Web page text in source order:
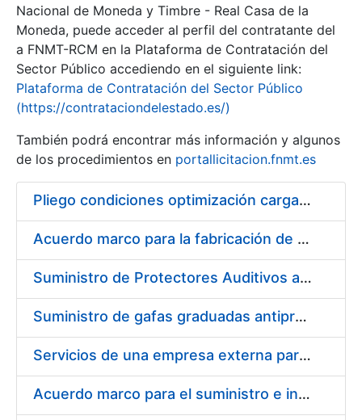
Erakutsi/Ezkutatu
Erakutsi/Ezkutatu
Nacional de Moneda y Timbre - Real Casa de la
Moneda, puede acceder al perfil del contratante del
a FNMT-RCM en la Plataforma de Contratación del
Sector Público accediendo en el siguiente link:
Plataforma de Contratación del Sector Público
(https://contrataciondelestado.es/)
También podrá encontrar más información y algunos
de los procedimientos en portallicitacion.fnmt.es
Pliego condiciones optimización cargas compras firmado
Acuerdo marco para la fabricación de piezas
Suministro de Protectores Auditivos a medida para las personas trabajadoras de los Centros de Trabajo de Madrid y Burgos
Suministro de gafas graduadas antiproyecciones para los trabajadores de la FNMT-RCM en los centros de trabajo de Madrid y Burgos
Servicios de una empresa externa para el asesoramiento y resolución de los recursos de alzada que se presentan relacionados con procesos de selección para la FNMT-RCM
Acuerdo marco para el suministro e instalación de persianas, estores y otros complementos